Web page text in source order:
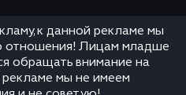
к данной рекламе мы
отношения! Лицам младше
обращать внимание на
рекламе мы не имеем